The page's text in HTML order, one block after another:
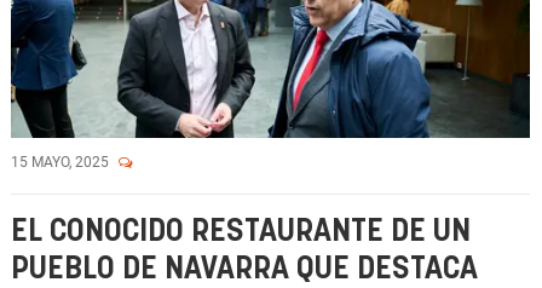
15 MAYO, 2025
EL CONOCIDO RESTAURANTE DE UN
PUEBLO DE NAVARRA QUE DESTACA